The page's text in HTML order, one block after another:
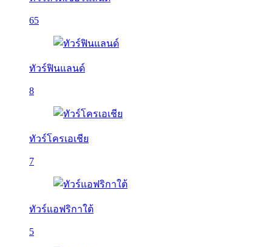
65
ทัวร์ฟินแลนด์
8
ทัวร์โครเอเชีย
7
ทัวร์แอฟริกาใต้
5